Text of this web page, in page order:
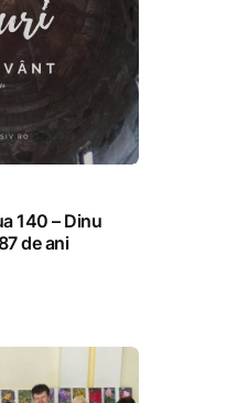
140 – Dinu
de ani